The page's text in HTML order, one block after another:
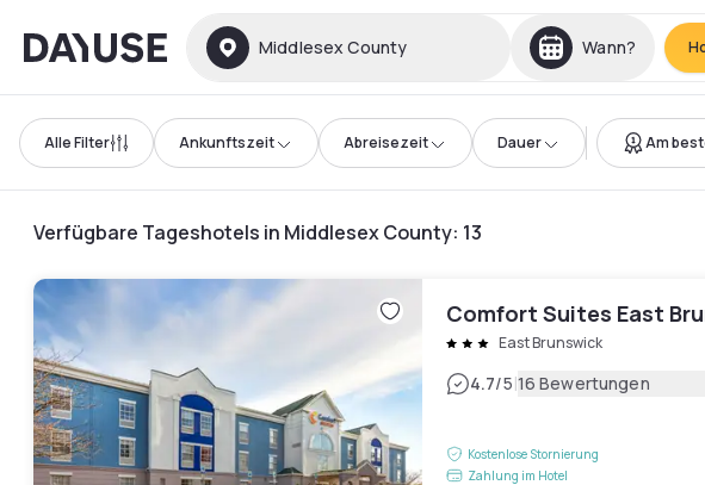
Dayuse Middlesex County Wann?
Alle Filter Ankunftszeit Abreisezeit Dauer Am
Verfügbare Tageshotels in Middlesex County: 13
Comfort Suites East
East Brunswick
4.7/5|16 Bewertungen
Kostenlose Stornierung
Zahlung im Hotel